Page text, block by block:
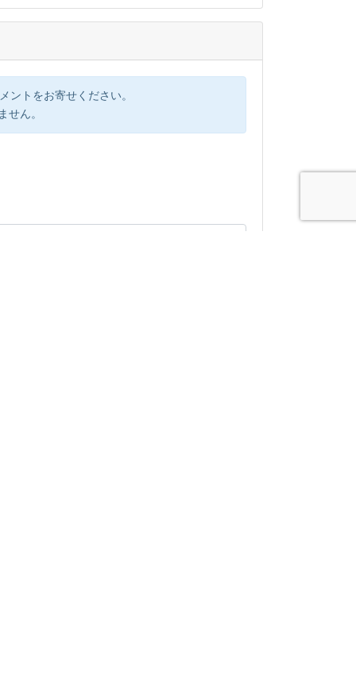
ントをお寄せください。
ん。